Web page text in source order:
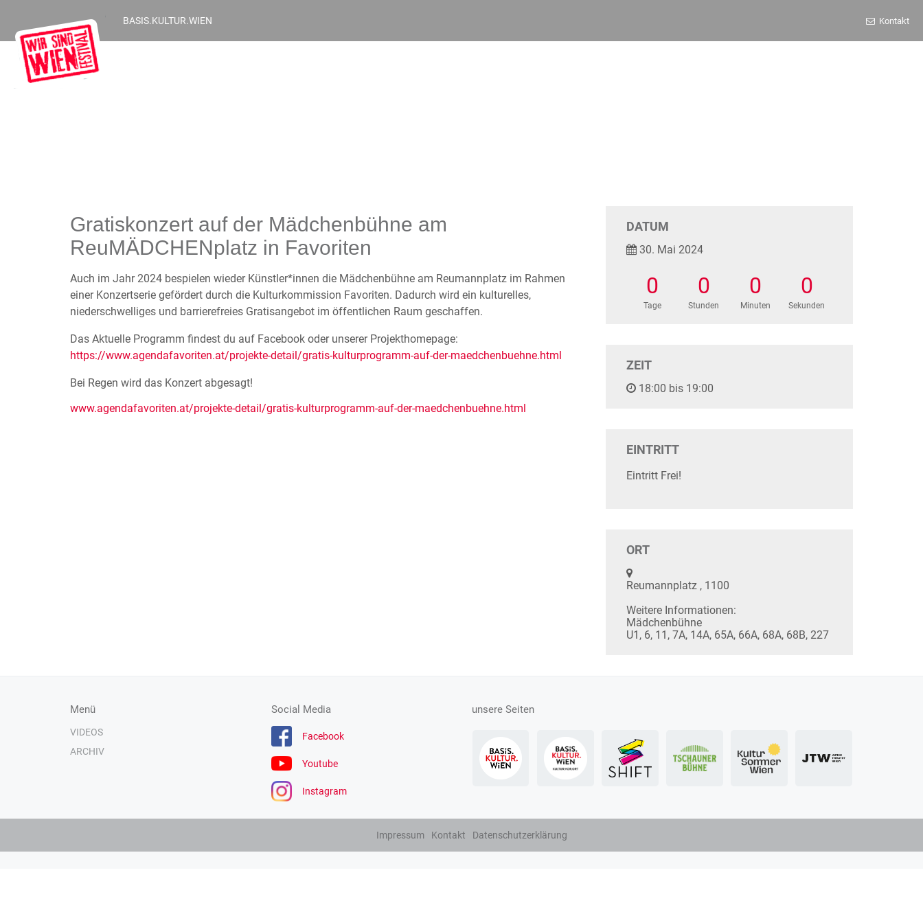
BASIS.KULTUR.WIEN Kontakt
Gratiskonzert auf der Mädchenbühne am
ReuMÄDCHENplatz in Favoriten
Auch im Jahr 2024 bespielen wieder Künstler*innen die Mädchenbühne am Reumannplatz im Rahmen
einer Konzertserie gefördert durch die Kulturkommission Favoriten. Dadurch wird ein kulturelles,
niederschwelliges und barrierefreies Gratisangebot im öffentlichen Raum geschaffen.
Das Aktuelle Programm findest du auf Facebook oder unserer Projekthomepage:
https://www.agendafavoriten.at/projekte-detail/gratis-kulturprogramm-auf-der-maedchenbuehne.html
Bei Regen wird das Konzert abgesagt!
www.agendafavoriten.at/projekte-detail/gratis-kulturprogramm-auf-der-maedchenbuehne.html
DATUM
30. Mai 2024
0
Tage
0
Stunden
0
Minuten
0
Sekunden
ZEIT
18:00 bis 19:00
EINTRITT
Eintritt Frei!
ORT
Reumannplatz , 1100
Weitere Informationen:
Mädchenbühne
U1, 6, 11, 7A, 14A, 65A, 66A, 68A, 68B, 227
Menü
VIDEOS
ARCHIV
Social Media
Facebook
Youtube
Instagram
unsere Seiten
Impressum Kontakt Datenschutzerklärung